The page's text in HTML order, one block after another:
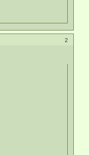
2